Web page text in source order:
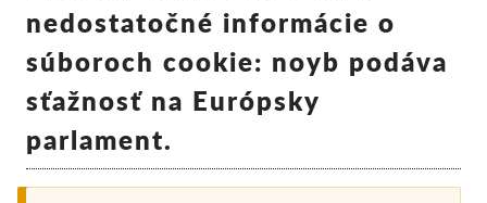
orgánov
Rozhodnutia pre jednotlivé
Reports & Resources
Exercise your rights!
nedostatočné informácie o
súboroch cookie: noyb podáva
sťažnosť na Európsky
parlament.